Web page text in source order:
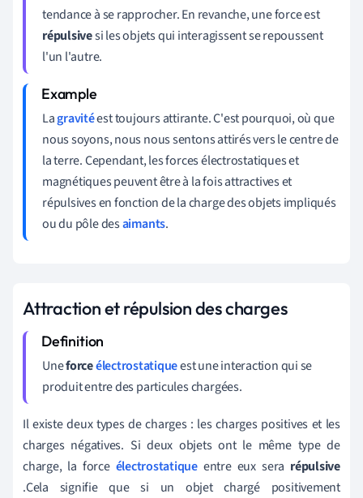
tendance à se rapprocher. En revanche, une force est
répulsivesi les objets qui interagissent se repoussent
l'un l'autre.
Lagravitéest toujours attirante. C'est pourquoi, où que
nous soyons, nous nous sentons attirés vers le centre de
la terre. Cependant, les forces électrostatiques et
magnétiques peuvent être à la fois attractives et
répulsives en fonction de la charge des objets impliqués
ou du pôle desaimants.
Attraction et répulsion des charges
Uneforceélectrostatiqueest une interaction qui se
produit entre des particules chargées.
Il existe deux types de charges : les charges positives et les
charges négatives. Si deux objets ont le même type de
charge, la force électrostatique entre eux sera répulsive
.Cela signifie que si un objet chargé positivement